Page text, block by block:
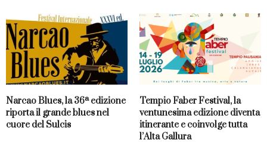
Narcao Blues, la 36ª edizione
riporta il grande blues nel
cuore del Sulcis
Tempio Faber Festival, la
ventunesima edizione diventa
itinerante e coinvolge tutta
l’Alta Gallura